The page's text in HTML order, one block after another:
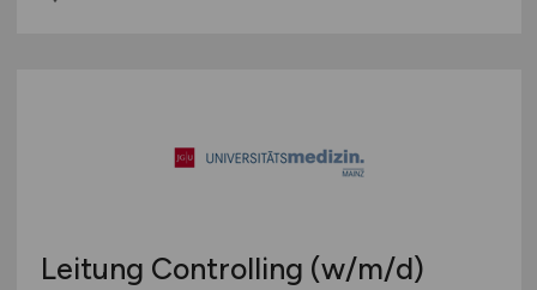
Leitung Controlling (w/m/d)